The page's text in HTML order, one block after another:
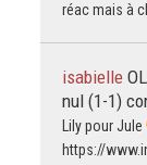
réac mais à
isabielle
nul (1-1)
Lily pour Jule
https://